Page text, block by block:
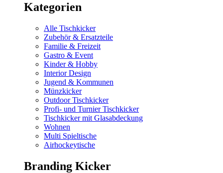
Kategorien
Alle Tischkicker
Zubehör & Ersatzteile
Familie & Freizeit
Gastro & Event
Kinder & Hobby
Interior Design
Jugend & Kommunen
Münzkicker
Outdoor Tischkicker
Profi- und Turnier Tischkicker
Tischkicker mit Glasabdeckung
Wohnen
Multi Spieltische
Airhockeytische
Branding Kicker